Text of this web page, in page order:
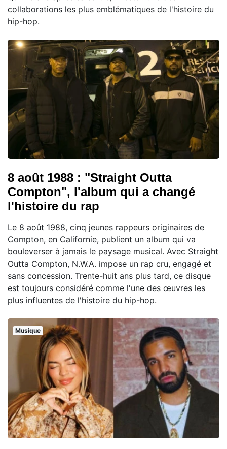
collaborations les plus emblématiques de l'histoire du
hip-hop.
8 août 1988 : "Straight Outta
Compton", l'album qui a changé
l'histoire du rap
Le 8 août 1988, cinq jeunes rappeurs originaires de
Compton, en Californie, publient un album qui va
bouleverser à jamais le paysage musical. Avec Straight
Outta Compton, N.W.A. impose un rap cru, engagé et
sans concession. Trente-huit ans plus tard, ce disque
est toujours considéré comme l'une des œuvres les
plus influentes de l'histoire du hip-hop.
Musique